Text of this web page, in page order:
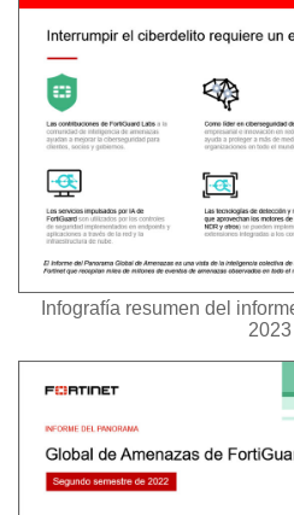
Infografía resumen del
2023